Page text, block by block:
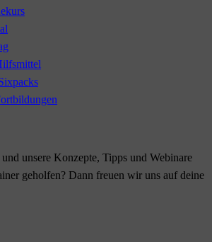
unsere Konzepte, Tipps und Webinare
geholfen? Dann freuen wir uns auf deine